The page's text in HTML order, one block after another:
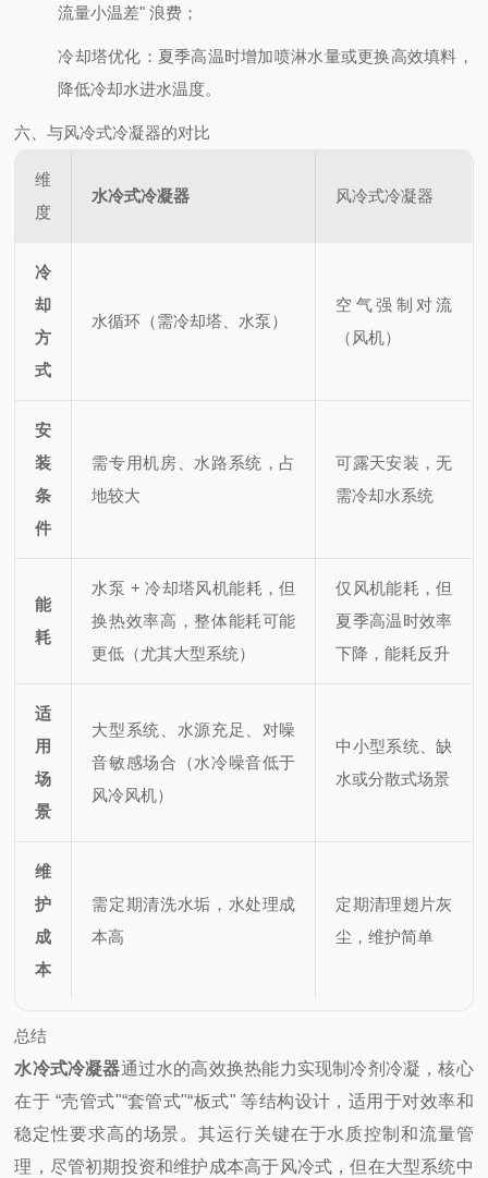
流量小温差" 浪费；
冷却塔优化：夏季高温时增加喷淋水量或更换高效填料，
降低冷却水进水温度。
六、与风冷式冷凝器的对比
维
度
水冷式冷凝器 风冷式冷凝器
冷
却
方
式
水循环（需冷却塔、水泵）
空气强制对流
（风机）
安
装
条
件
需专用机房、水路系统，占
地较大
可露天安装，无
需冷却水系统
能
耗
水泵 + 冷却塔风机能耗，但
换热效率高，整体能耗可能
更低（尤其大型系统）
仅风机能耗，但
夏季高温时效率
下降，能耗反升
适
用
场
景
大型系统、水源充足、对噪
音敏感场合（水冷噪音低于
风冷风机）
中小型系统、缺
水或分散式场景
维
护
成
本
需定期清洗水垢，水处理成
本高
定期清理翅片灰
尘，维护简单
总结
水冷式冷凝器通过水的高效换热能力实现制冷剂冷凝，核心
在于 “壳管式"“套管式"“板式" 等结构设计，适用于对效率和
稳定性要求高的场景。其运行关键在于水质控制和流量管
理，尽管初期投资和维护成本高于风冷式，但在大型系统中